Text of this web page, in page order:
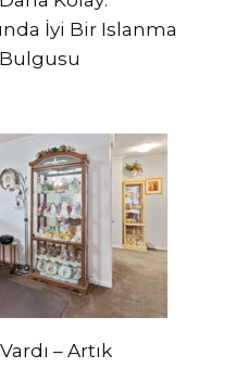
İyi Bir Islanma
– Artık